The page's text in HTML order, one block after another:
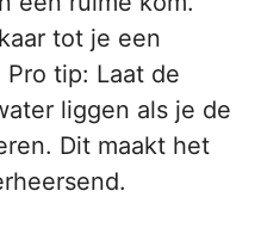
tot je een
tip: Laat de
liggen als je de
Dit maakt het